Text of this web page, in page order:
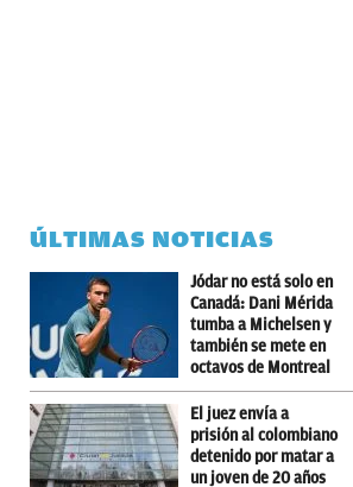
ÚLTIMAS NOTICIAS
Jódar no está solo en
Canadá: Dani Mérida
tumba a Michelsen y
también se mete en
octavos de Montreal
El juez envía a
prisión al colombiano
detenido por matar a
un joven de 20 años